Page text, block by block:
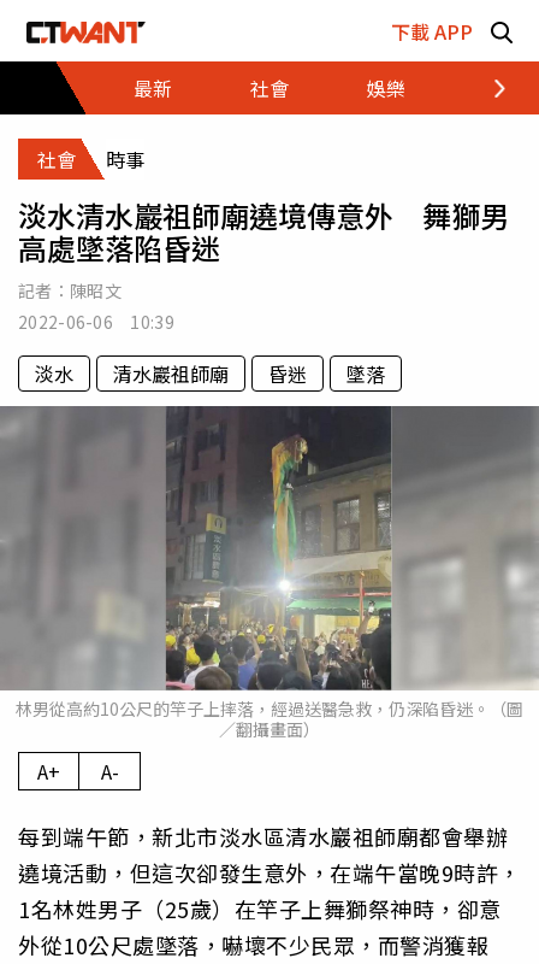
下載 APP
最新
社會 娛樂 財經
社會 時事
淡水清水巖祖師廟遶境傳意外 舞獅男
高處墜落陷昏迷
記者： 陳昭文
2022-06-06 10:39
淡水 清水巖祖師廟 昏迷 墜落
林男從高約10公尺的竿子上摔落，經過送醫急救，仍深陷昏迷。（圖
／翻攝畫面）
A+ A-
每到端午節，新北市淡水區清水巖祖師廟都會舉辦
遶境活動，但這次卻發生意外，在端午當晚9時許，
1名林姓男子（25歲）在竿子上舞獅祭神時，卻意
外從10公尺處墜落，嚇壞不少民眾，而警消獲報